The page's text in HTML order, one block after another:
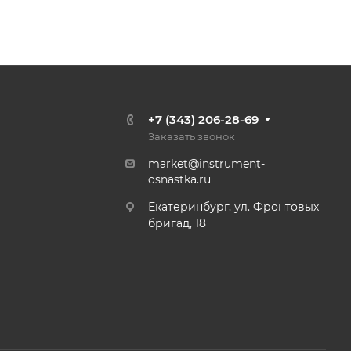
+7 (343) 206-28-69
Заказать звонок
market@instrument-
osnastka.ru
Екатеринбург, ул. Фронтовых
бригад, 18